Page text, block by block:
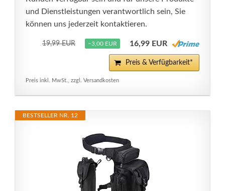
und Dienstleistungen verantwortlich sein, Sie
können uns jederzeit kontaktieren.
19,99 EUR −3,00 EUR 16,99 EUR
Preis & Verfügbarkeit*
Preis inkl. MwSt., zzgl. Versandkosten
BESTSELLER NR. 12